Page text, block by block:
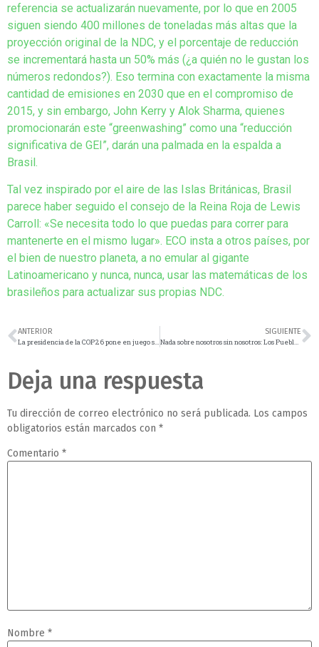
referencia se actualizarán nuevamente, por lo que en 2005
siguen siendo 400 millones de toneladas más altas que la
proyección original de la NDC, y el porcentaje de reducción
se incrementará hasta un 50% más (¿a quién no le gustan los
números redondos?). Eso termina con exactamente la misma
cantidad de emisiones en 2030 que en el compromiso de
2015, y sin embargo, John Kerry y Alok Sharma, quienes
promocionarán este “greenwashing” como una “reducción
significativa de GEI”, darán una palmada en la espalda a
Brasil.
Tal vez inspirado por el aire de las Islas Británicas, Brasil
parece haber seguido el consejo de la Reina Roja de Lewis
Carroll: «Se necesita todo lo que puedas para correr para
mantenerte en el mismo lugar». ECO insta a otros países, por
el bien de nuestro planeta, a no emular al gigante
Latinoamericano y nunca, nunca, usar las matemáticas de los
brasileños para actualizar sus propias NDC.
ANTERIOR
La presidencia de la COP26 pone en juego su credibilidad con su compromiso de garantizar una COP inclusiva (ECO 1, COP26)
SIGUIENTE
Nada sobre nosotros sin nosotros: Los Pueblos Indígenas con Discapacidad deben estar el centro de la constituency emergente sobre la discapacidad (Eco 2, COP26)
Deja una respuesta
Tu dirección de correo electrónico no será publicada. Los campos
obligatorios están marcados con *
Comentario *
Nombre *